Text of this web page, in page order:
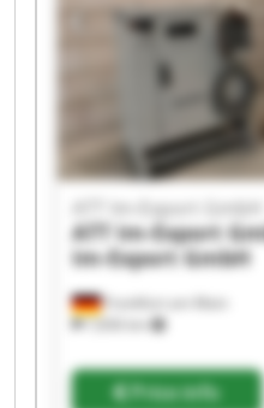
Frankfurt am Main
7,836 km
ATT Im-Export GmbH
ATT Im-Export
Im-Export GmbH
Price info